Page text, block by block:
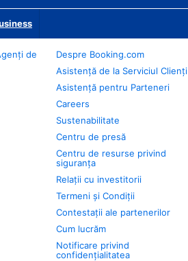
de
Despre Booking.com
Asistență de la Serviciul Clienți
Asistență pentru Parteneri
Careers
Sustenabilitate
Centru de presă
Centru de resurse privind
siguranța
Relații cu investitorii
Termeni și Condiții
Contestații ale partenerilor
Cum lucrăm
Notificare privind
confidențialitatea